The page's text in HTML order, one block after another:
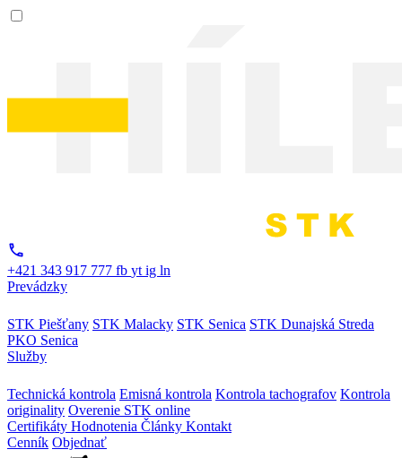
+421 343 917 777 fb yt ig ln
Prevádzky
STK Piešťany STK Malacky STK Senica STK Dunajská Streda
PKO Senica
Služby
Technická kontrola Emisná kontrola Kontrola tachografov Kontrola
originality Overenie STK online
Certifikáty Hodnotenia Články Kontakt
Cenník Objednať